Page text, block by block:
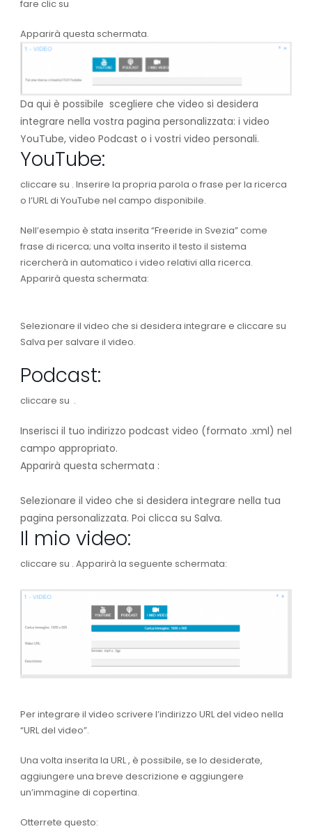
fare clic su
Apparirà questa schermata.
Da qui è possibile scegliere che video si desidera
integrare nella vostra pagina personalizzata: i video
YouTube, video Podcast o i vostri video personali.
YouTube:
cliccare su . Inserire la propria parola o frase per la ricerca
o l’URL di YouTube nel campo disponibile.
Nell’esempio è stata inserita “Freeride in Svezia” come
frase di ricerca; una volta inserito il testo il sistema
ricercherà in automatico i video relativi alla ricerca.
Apparirà questa schermata:
Selezionare il video che si desidera integrare e cliccare su
Salva per salvare il video.
Podcast:
cliccare su .
Inserisci il tuo indirizzo podcast video (formato .xml) nel
campo appropriato.
Apparirà questa schermata :
Selezionare il video che si desidera integrare nella tua
pagina personalizzata. Poi clicca su Salva.
Il mio video:
cliccare su . Apparirà la seguente schermata:
Per integrare il video scrivere l’indirizzo URL del video nella
“URL del video”.
Una volta inserita la URL , è possibile, se lo desiderate,
aggiungere una breve descrizione e aggiungere
un’immagine di copertina.
Otterrete questo: